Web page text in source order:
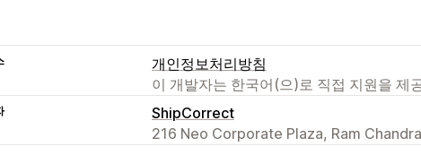
개인정보처리방침
이 개발자는 한국어(으)로 직접 지원을 제
ShipCorrect
216 Neo Corporate Plaza, Ram